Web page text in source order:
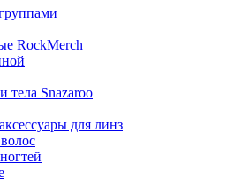
RockMerch
тела Snazaroo
для линз